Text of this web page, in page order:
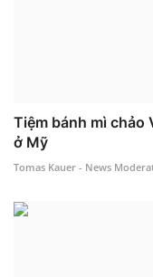
Tiệm bánh mì chảo
ở Mỹ
Tomas Kauer - News